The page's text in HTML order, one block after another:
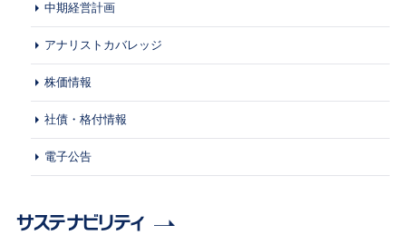
中期経営計画
アナリストカバレッジ
株価情報
社債・格付情報
電子公告
サステナビリティ